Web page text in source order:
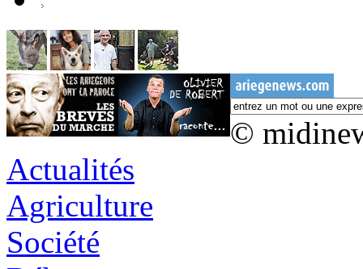
©
Actualités
Agriculture
Société